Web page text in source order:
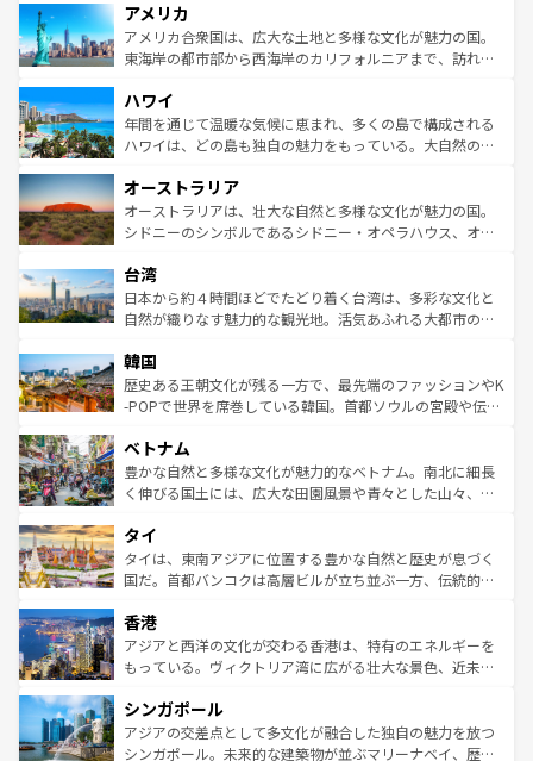
ンツ一覧を参照してほしい。
の建物がそのまま残る町や、スイスならではのユニークな
博物館もあり、アルプス観光だけでなく町歩きも満喫する
ことができる。国民の所得が高いため物価も高いが、旅行
ば市内交通費無料で観光を楽しむこともできる。 なお、新
着のスイス情報はコンテンツ一覧 を参照してほしい。
アメリカ
アメリカ合衆国は、広大な土地と多様な文化が魅力の国。
東海岸の都市部から西海岸のカリフォルニアまで、訪れる
のような巨大都市は、観光、ショッピング、エンターテイ
ンメントが詰まった刺激的なスポットだ。一方、アメリカ
西部には大自然が広がり、グランドキャニオンやイエロー
部のニューオーリンズでは、音楽と美食が融合した独特の
文化が魅力。旅行者はアメリカの各地域で異なる魅力を楽
しみながら、その多様性と豊かな歴史を感じることができ
ならではの贅沢な旅のスタイルだ。 なお、新着のアメリカ
情報はコンテンツ一覧を参照してほしい。
ハワイ
年間を通じて温暖な気候に恵まれ、多くの島で構成される
ハワイは、どの島も独自の魅力をもっている。大自然の神
ワイ島は見逃せない。また、定番の観光地といえばオアフ
島だが、静かな自然を求めるならマウイ島やカウアイ島が
おすすめ。エメラルドグリーンに輝く海をはじめ、豊かな
れるおもてなしの心で訪れる人々を迎えてくれるハワイの
人々、おいしいローカルフードやハワイアンミュージッ
ク、伝統的なフラダンスなど、すべてがハワイの魅力を彩
ワイを、存分に味わってほしい。 なお、新着のハワイ情報
はコンテンツ一覧を参照してほしい。
オーストラリア
オーストラリアは、壮大な自然と多様な文化が魅力の国。
シドニーのシンボルであるシドニー・オペラハウス、オー
リアリーフや大陸中央部にそびえるウルル（エアーズロッ
ク）、タスマニアの美しい原生林やケアンズの熱帯雨林な
ど、見どころがたくさん。また、カフェやワイン、オージ
いる。アクティビティも充実しており、サーフィンやダイ
ビング、ハイキングなど、アウトドア好きにはたまらな
い。オーストラリアの多彩な魅力を存分に味わいつくそ
参照してほしい。
台湾
日本から約４時間ほどでたどり着く台湾は、多彩な文化と
自然が織りなす魅力的な観光地。活気あふれる大都市の台
ン）、静ひつな山岳地帯である台湾東部など、都市の喧騒
と山間の静けさが共存しており、訪れる人に新しい発見と
驚きをもたらしてくれる。また、奥深い台湾の食文化も魅
容にもいいと評判のスイーツなど、バラエティ豊かな料理
が味わえる。 なお、新着の台湾情報は コンテンツ一覧を参
照してほしい。
韓国
歴史ある王朝文化が残る一方で、最先端のファッションやK
-POPで世界を席巻している韓国。首都ソウルの宮殿や伝統
き、地方に足を延ばせば四季折々の自然美を楽しむことが
できる。そして、キムチや焼肉、絶品のストリートフード
まで、さまざまな韓国料理が待っている。夜には、韓国な
リティに包まれながら、韓国の多彩な魅力を心ゆくまで味
わってみてほしい。 なお、新着の韓国情報はコンテンツ一
覧を参照してほしい。
ベトナム
豊かな自然と多様な文化が魅力的なベトナム。南北に細長
く伸びる国土には、広大な田園風景や青々とした山々、世
急速な発展と共に伝統が息づく。ハノイの古い町並みやホ
ーチミン市のフランス統治時代の建物も、独特の雰囲気を
醸し出している。また、バラエティの豊かさとおいしさで
とつ。フォーやバインミー、ベトナムコーヒーなどは、ぜ
ひ現地で味わいたい。どの地域を訪れてもあたたかい人々
が旅行者を迎えてくれるので、きっと忘れられない旅にな
参照してほしい。
タイ
タイは、東南アジアに位置する豊かな自然と歴史が息づく
国だ。首都バンコクは高層ビルが立ち並ぶ一方、伝統的な
の活気が交差している。北部ではチェンマイなどの山岳地
帯で自然と触れ合い、南部ではプーケットやクラビの美し
いビーチでリゾート気分を楽しむことができる。タイ料理
激する。気候は一年中温暖で、どの季節にも異なる楽しみ
が待っている。親しみやすいタイの人々、仏教を中心とし
た文化、そして多様な観光資源が、訪れる旅人を魅了し続
香港
アジアと西洋の文化が交わる香港は、特有のエネルギーを
もっている。ヴィクトリア湾に広がる壮大な景色、近未来
み、どこを訪れても感動するはず。観光スポットが密集し
ており、効率よく見どころを回れるのも魅力。息をのむよ
うな絶景から文化的な体験まで、香港を存分に楽しみ尽く
シンガポール
アジアの交差点として多文化が融合した独自の魅力を放つ
シンガポール。未来的な建築物が並ぶマリーナベイ、歴史